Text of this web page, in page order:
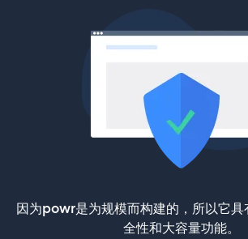
因为powr是为规模而构建的，所以它
全性和大容量功能。